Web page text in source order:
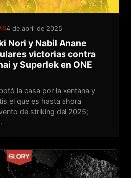
4 de abril de 2025
Nori y Nabil Anane
victorias contra
y Superlek en ONE
la casa por la ventana y
el que es hasta ahora
de striking del 2025;